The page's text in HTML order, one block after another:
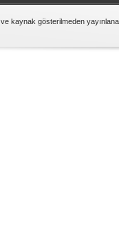
kaynak gösterilmeden